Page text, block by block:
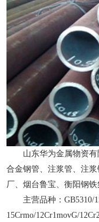
山东华为金属物资有
合金钢管、注浆管、注
厂、烟台鲁宝、衡阳钢
主营品种： GB5310/
15Crmo/12Cr1movG/